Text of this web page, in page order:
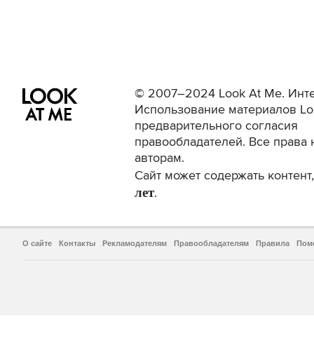
© 2007–2024 Look At Me.
Использование материалов
предварительного согласия
правообладателей. Все права
авторам.
Сайт может содержать
лет.
О сайте Контакты Рекламодателям Правообладателям Правила